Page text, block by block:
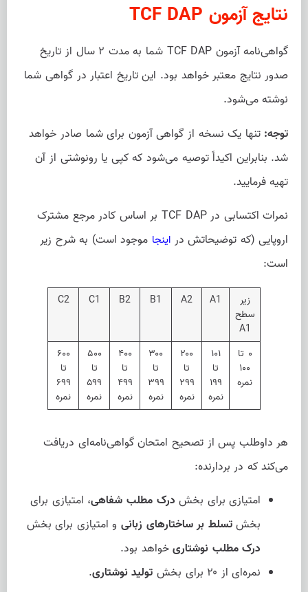
نتایج آزمون TCF DAP
گواهی‌نامه آزمون TCF DAP شما به مدت ۲ سال از تاریخ
صدور نتایج معتبر خواهد بود. این تاریخ اعتبار در گواهی شما
نوشته ‌می‌شود.
توجه: تنها یک نسخه از گواهی آزمون برای شما صادر خواهد
شد. بنابراین اکیداً توصیه می‌شود که کپی یا رونوشتی از آن
تهیه فرمایید.
نمرات اکتسابی در TCF DAP بر اساس کادر مرجع مشترک
اروپایی (که توضیحاتش در اینجا موجود است) به شرح زیر
است:
زیر
سطح
A1
A1
A2
B1
B2
C1
C2
۰ تا
۱۰۰
نمره
۱۰۱
تا
۱۹۹
نمره
۲۰۰
تا
۲۹۹
نمره
۳۰۰
تا
۳۹۹
نمره
۴۰۰
تا
۴۹۹
نمره
۵۰۰
تا
۵۹۹
نمره
۶۰۰
تا
۶۹۹
نمره
هر داوطلب پس از تصحیح امتحان گواهی‌نامه‌ای دریافت
می‌کند که در بردارنده:
امتیازی برای بخش درک مطلب شفاهی، امتیازی برای
بخشتسلط بر ساختارهای زبانیو امتیازی برای بخش
درک مطلب نوشتاریخواهد بود.
نمره‌ای از ۲۰ برای بخش
تولید نوشتاری.